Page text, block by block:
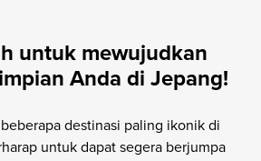
untuk mewujudkan
Anda di Jepang!
destinasi paling ikonik di
untuk dapat segera berjumpa